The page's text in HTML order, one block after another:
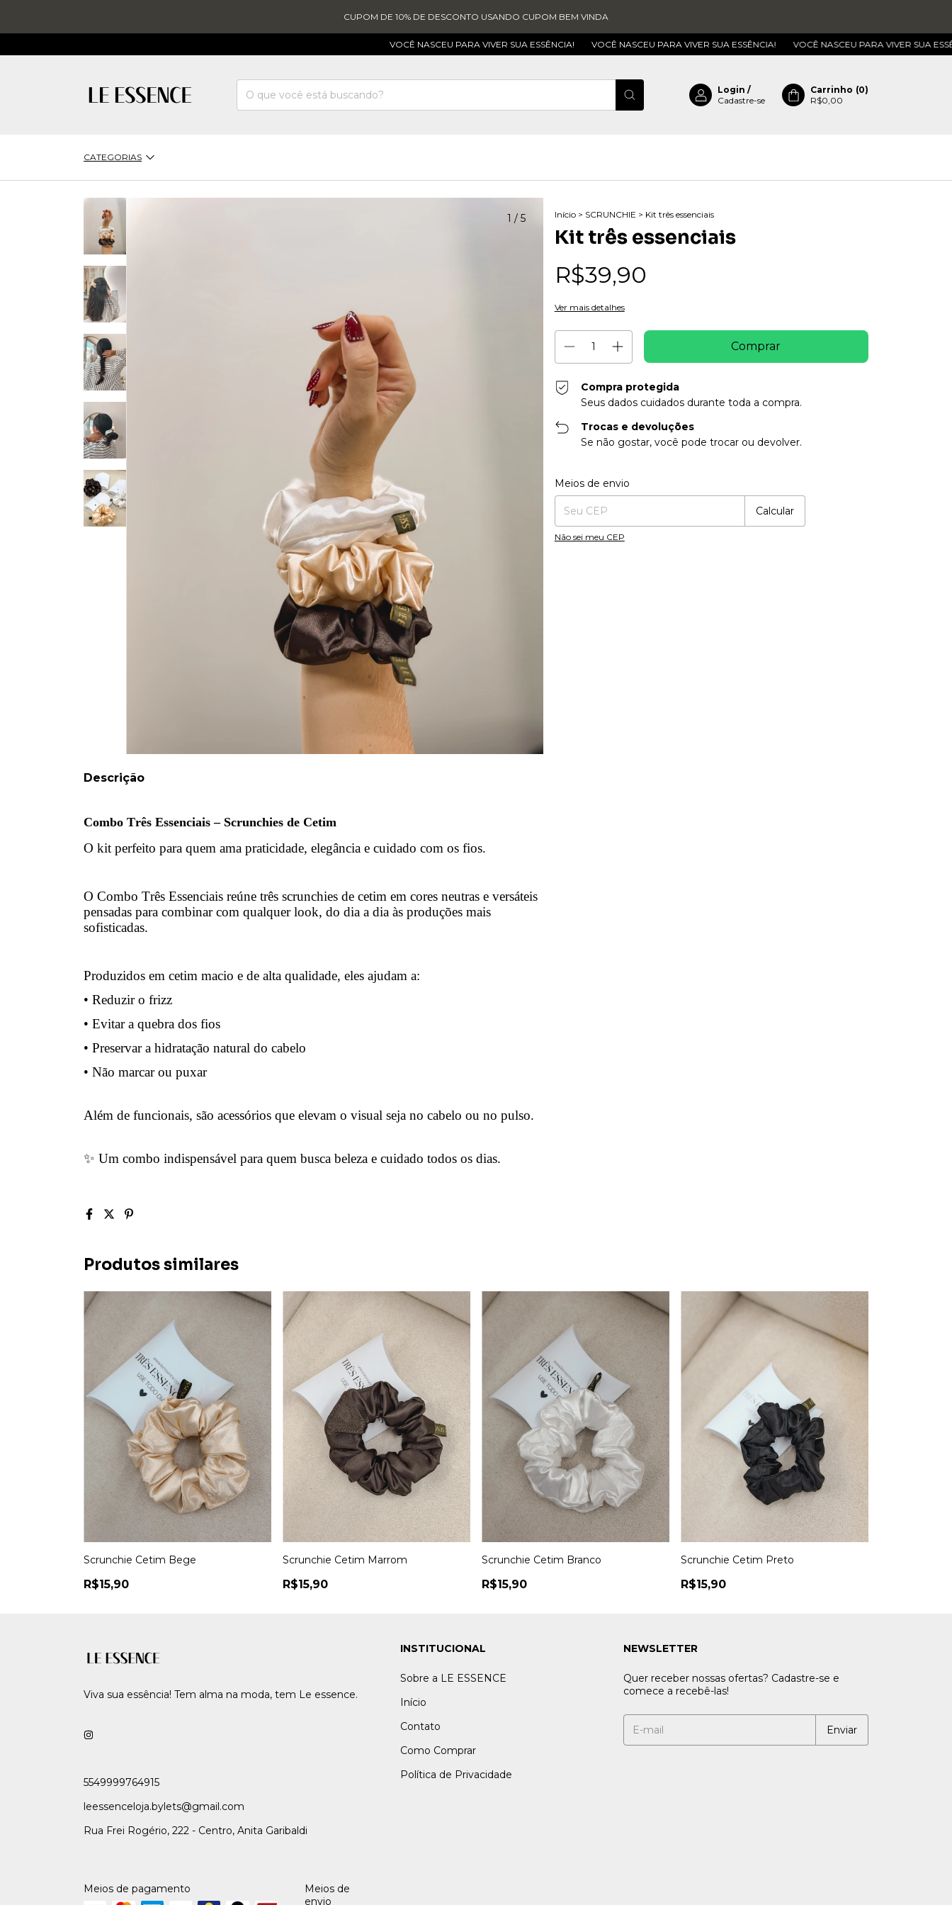
CUPOM DE 10% DE DESCONTO USANDO CUPOM BEM VINDA
VOCÊ NASCEU PARA VIVER SUA ESSÊNCIA! VOCÊ NASCEU PARA VIVER SUA ESSÊNCIA! VOCÊ NASCEU PARA VIVER SUA ESSÊNCIA!
Login /
Cadastre-se
Carrinho (0)
R$0,00
CATEGORIAS
1 / 5 Início > SCRUNCHIE > Kit três essenciais
Kit três essenciais
R$39,90
Ver mais detalhes
Compra protegida
Seus dados cuidados durante toda a compra.
Trocas e devoluções
Se não gostar, você pode trocar ou devolver.
Entregas para o CEP:
Meios de envio
Calcular
Não sei meu CEP
Descrição
Combo Três Essenciais – Scrunchies de Cetim
O kit perfeito para quem ama praticidade, elegância e cuidado com os fios.
O Combo Três Essenciais reúne três scrunchies de cetim em cores neutras e versáteis
pensadas para combinar com qualquer look, do dia a dia às produções mais
sofisticadas.
Produzidos em cetim macio e de alta qualidade, eles ajudam a:
• Reduzir o frizz
• Evitar a quebra dos fios
• Preservar a hidratação natural do cabelo
• Não marcar ou puxar
Além de funcionais, são acessórios que elevam o visual seja no cabelo ou no pulso.
✨ Um combo indispensável para quem busca beleza e cuidado todos os dias.
Produtos similares
Scrunchie Cetim Bege
R$15,90
Scrunchie Cetim Marrom
R$15,90
Scrunchie Cetim Branco
R$15,90
Scrunchie Cetim Preto
R$15,90
Viva sua essência! Tem alma na moda, tem Le essence.
5549999764915
leessenceloja.bylets@gmail.com
Rua Frei Rogério, 222 - Centro, Anita Garibaldi
INSTITUCIONAL
Sobre a LE ESSENCE
Início
Contato
Como Comprar
Política de Privacidade
NEWSLETTER
Quer receber nossas ofertas? Cadastre-se e
comece a recebê-las!
Meios de pagamento
Meios de
envio